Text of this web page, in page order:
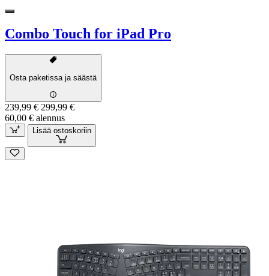
Combo Touch for iPad Pro
Osta paketissa ja säästä
239,99 € 299,99 €
60,00 € alennus
Lisää ostoskoriin